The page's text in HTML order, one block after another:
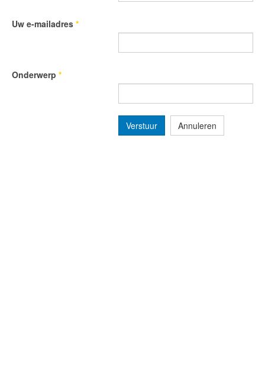
Uw e-mailadres *
Onderwerp *
Verstuur Annuleren